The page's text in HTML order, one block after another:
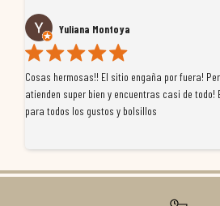
Yuliana Montoya
Cosas hermosas!! El sitio engaña por fuera!
atienden super bien y encuentras casi de todo!
para todos los gustos y bolsillos